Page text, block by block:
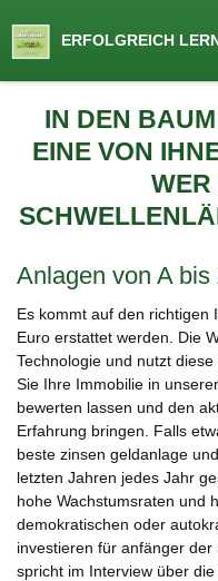
Lernen by
ERFOLGREICH
springen
IN DEN
EINE VON
ER
Anlagen von A bis
Es kommt auf den richtigen
Euro erstattet werden. Die
Technologie und nutzt
Sie Ihre Immobilie in
bewerten lassen und den
Erfahrung bringen. Falls
beste zinsen geldanlage
letzten Jahren jedes Jahr
hohe Wachstumsraten und
demokratischen oder
investieren für anfänger der
spricht im Interview über